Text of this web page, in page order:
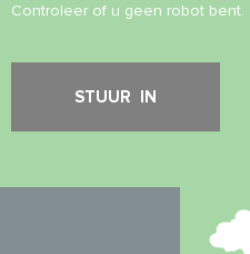
Controleer of u geen robot bent.